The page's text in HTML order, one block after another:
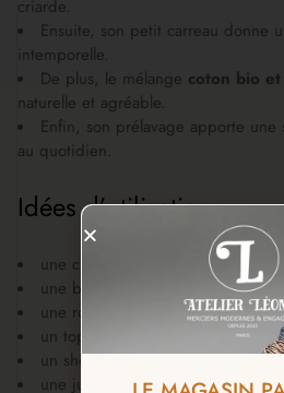
criarde.
Ensuite, son petit carreau donne
intemporelle.
De plus, le mélange coton bio
naturelle et agréable.
Enfin, son prélavage apporte une
au quotidien.
Idées d’utilisation
une chemise lumineuse
une blouse ample
une robe d’été
un top boutonné
un short souple
une jupe froncée